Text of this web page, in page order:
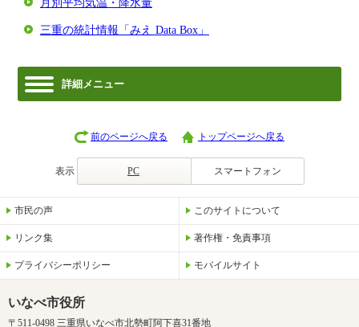
月別平均気温・降水量
三重の統計情報「みえ Data Box」
詳細メニュー
前のページへ戻る トップページへ戻る
表示 PC スマートフォン
市民の声 このサイトについて
リンク集 著作権・免責事項
プライバシーポリシー モバイルサイト
いなべ市役所
〒511-0498 三重県いなべ市北勢町阿下喜31番地